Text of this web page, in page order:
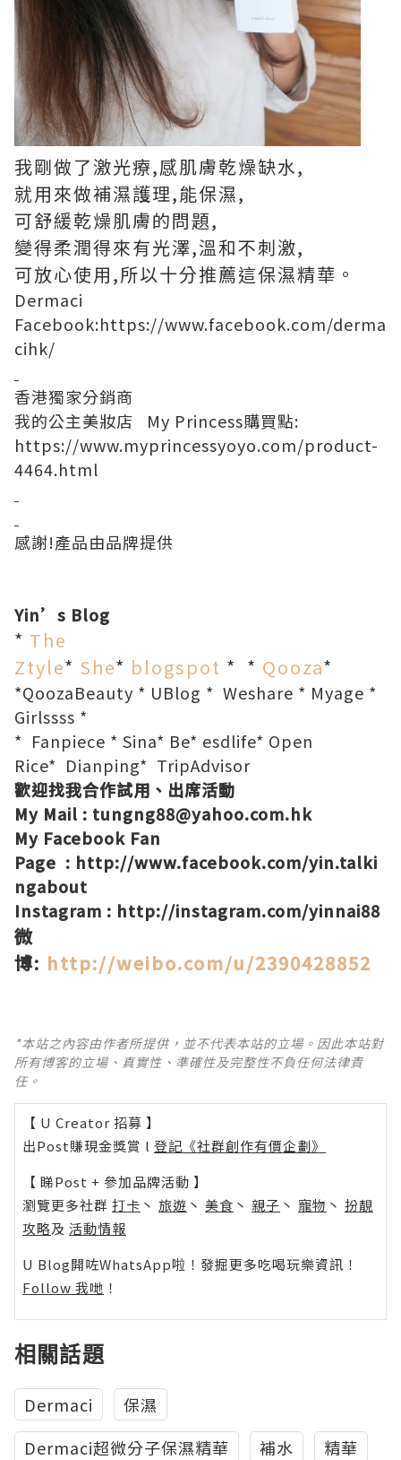
我剛做了激光療,感肌膚乾燥缺水,
就用來做補濕護理,能保濕,
可舒緩乾燥肌膚的問題,
變得柔潤得來有光澤,溫和不刺激,
可放心使用,所以十分推薦這保濕精華。
Dermaci
Facebook:https://www.facebook.com/derma
cihk/
香港獨家分銷商
我的公主美妝店 My Princess購買點:
https://www.myprincessyoyo.com/product-
4464.html
感謝!產品由品牌提供
Yin’s Blog
* The
Ztyle* She* blogspot * * Qooza*
*QoozaBeauty * UBlog * Weshare * Myage *
Girlssss *
* Fanpiece * Sina* Be* esdlife* Open
Rice* Dianping* TripAdvisor
歡迎找我合作試用、出席活動
My Mail : tungng88@yahoo.com.hk
My Facebook Fan
Page : http://www.facebook.com/yin.talki
ngabout
Instagram : http://instagram.com/yinnai88
微
博: http://weibo.com/u/2390428852
*本站之內容由作者所提供，並不代表本站的立場。因此本站對
所有博客的立場、真實性、準確性及完整性不負任何法律責
任。
【 U Creator 招募 】
出Post賺現金獎賞 l 登記《社群創作有價企劃》
【 睇Post + 參加品牌活動 】
瀏覽更多社群 打卡 丶 旅遊 丶 美食 丶 親子 丶 寵物 丶 扮靚
攻略及 活動情報
U Blog開咗WhatsApp啦！發掘更多吃喝玩樂資訊！
Follow 我哋 ！
相關話題
Dermaci
保濕
Dermaci超微分子保濕精華
補水
精華